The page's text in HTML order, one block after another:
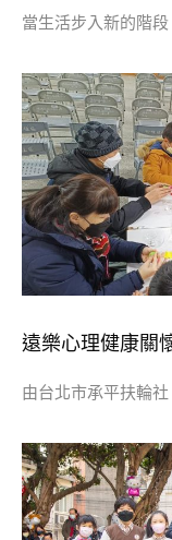
當生活步入新的階
遠樂心理健康關
由台北市承平扶輪